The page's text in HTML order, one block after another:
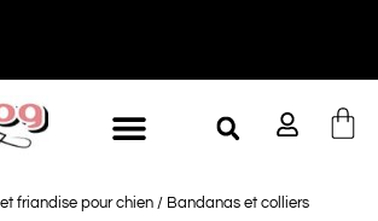
de 60€ d'achat
friandise pour chien / Bandanas et colliers